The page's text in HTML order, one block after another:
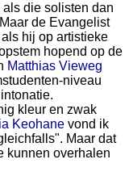
die solisten dan
de Evangelist
hij op artistieke
hopend op de
Matthias Vieweg
niveau
kleur en zwak
Keohane vond ik
Maar dat
kunnen overhalen